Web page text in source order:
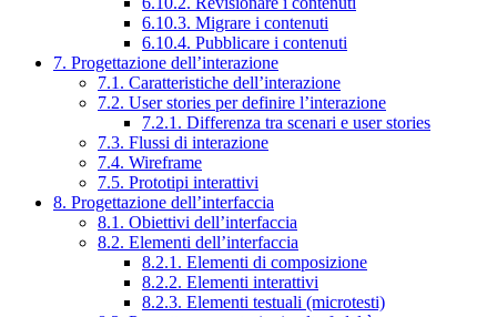
6.10.3. Migrare i contenuti
6.10.4. Pubblicare i contenuti
7. Progettazione dell’interazione
7.1. Caratteristiche dell’interazione
7.2. User stories per definire l’interazione
7.2.1. Differenza tra scenari e user stories
7.3. Flussi di interazione
7.4. Wireframe
7.5. Prototipi interattivi
8. Progettazione dell’interfaccia
8.1. Obiettivi dell’interfaccia
8.2. Elementi dell’interfaccia
8.2.1. Elementi di composizione
8.2.2. Elementi interattivi
8.2.3. Elementi testuali (microtesti)